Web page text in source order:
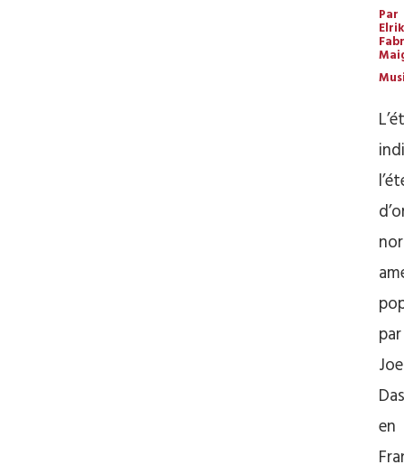
Par
Elrik
par
Joe
en